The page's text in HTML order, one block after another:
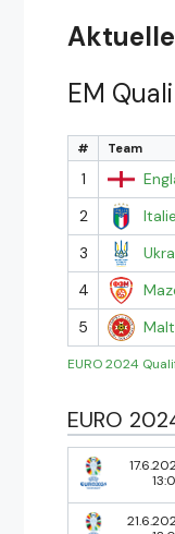
EM
# Team
1
2
3
4
5
EURO 2024
EURO